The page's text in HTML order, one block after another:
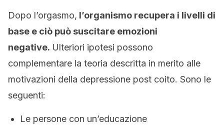
Dopo l’orgasmo, l’organismo recupera i livelli di
base e ciò può suscitare emozioni
negative. Ulteriori ipotesi possono
complementare la teoria descritta in merito alle
motivazioni della depressione post coito. Sono le
seguenti:
Le persone con un’educazione